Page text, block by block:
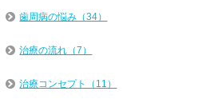
歯周病の悩み（34）
治療の流れ（7）
治療コンセプト（11）